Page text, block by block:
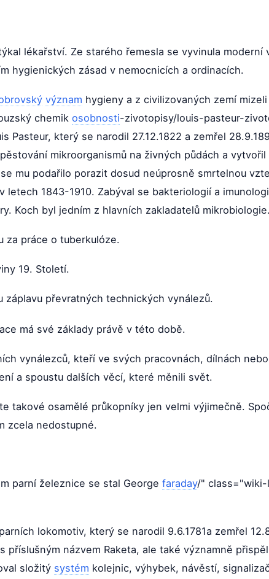
lékařství. Ze starého řemesla se vyvinula moderní
hygienických zásad v nemocnicích a ordinacích.
význam hygieny a z civilizovaných zemí
chemik osobnosti-zivotopisy/louis-pasteur-
Pasteur, který se narodil 27.12.1822 a zemřel
mikroorganismů na živných půdách a
mu podařilo porazit dosud neúprosně smrtelnou
letech 1843-1910. Zabýval se bakteriologií a
Koch byl jedním z hlavních zakladatelů mikrobiologie.
za práce o tuberkulóze.
19. Století.
záplavu převratných technických vynálezů.
má své základy právě v této době.
vynálezců, kteří ve svých pracovnách, dílnách
a spoustu dalších věcí, které měnili svět.
takové osamělé průkopníky jen velmi výjimečně.
zcela nedostupné.
parní železnice se stal George faraday/"
lokomotiv, který se narodil 9.6.1781a zemřel
příslušným názvem Raketa, ale také významně
složitý systém kolejnic, výhybek, návěstí,